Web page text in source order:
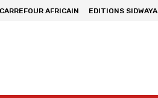
CARREFOUR AFRICAIN EDITIONS SIDWAYA